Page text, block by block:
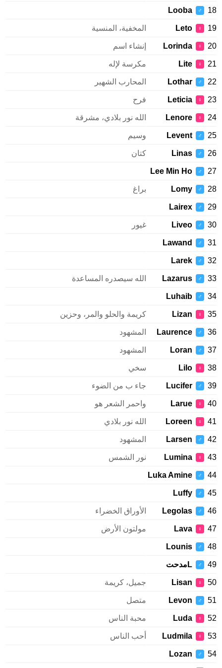
♂
Looba
♀
Leto المخفية، المنسية
♀
Lorinda إنشاء اسم
♀
Lite مكرسة لإله
♂
Lothar المحارب الشهير
♀
Leticia فرح
♀
Lenore الله نور بلادي، مشرقة
♂
Levent وسيم
♂
Linas كتان
♂
Lee Min Ho
♂
Lomy براغ
♂
Lairex
♂
Liveo غيور
♂
Lawand
♂
Larek
♂
Lazarus الله سيصدره المساعدة
♂
Luhaib
♀
Lizan كريمة والحلو والمر، وحزين
♂
Laurence المشهود
♂
Loran المشهود
♀
Lilo سخي
♂
Lucifer جاء ب من الضوء
♀
Larue واحمر الشعر هو
♀
Loreen الله نور بلادي
♂
Larsen المشهود
♀
Lumina نور الشمس
♂
Luka Amine
♂
Luffy
♂
Legolas الأوراق الخضراء
♀
Lava مولتون الأرض
♂
Lounis
♂ Lمدحت
♀
Lisan جميل، كريمة
♂
Levon متصل
♀
Luda محبة الناس
♀
Ludmila أحب الناس
♂
Lozan